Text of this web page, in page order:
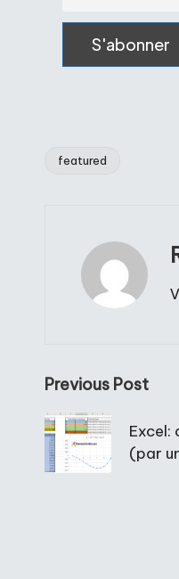
Tags:
featured
Post
Previous Post
Excel:
(par